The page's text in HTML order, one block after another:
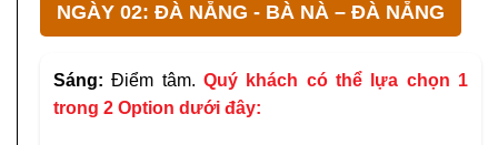
NGÀY 02: ĐÀ NẴNG - BÀ NÀ – ĐÀ NẴNG
Sáng: Điểm tâm. Quý khách có thể lựa chọn 1
trong 2 Option dưới đây: